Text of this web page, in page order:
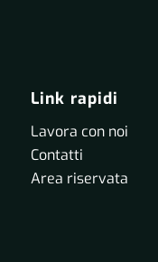
Link rapidi
Lavora con noi
Contatti
Area riservata